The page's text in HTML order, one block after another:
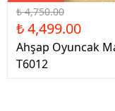
₺ 4,750.00
₺ 4,499.00
Ahşap Oyuncak
T6012